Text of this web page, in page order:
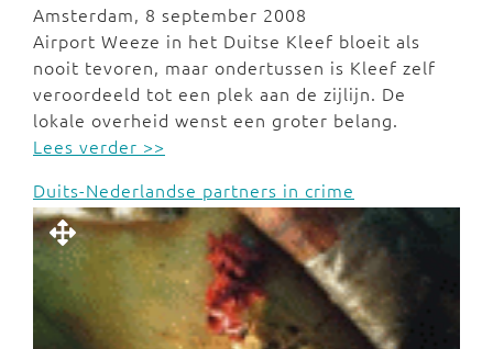
Amsterdam, 8 september 2008
Airport Weeze in het Duitse Kleef bloeit als
nooit tevoren, maar ondertussen is Kleef zelf
veroordeeld tot een plek aan de zijlijn. De
lokale overheid wenst een groter belang.
Lees verder >>
Duits-Nederlandse partners in crime